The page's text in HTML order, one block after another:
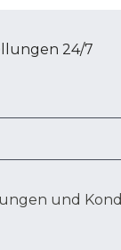
24/7
und